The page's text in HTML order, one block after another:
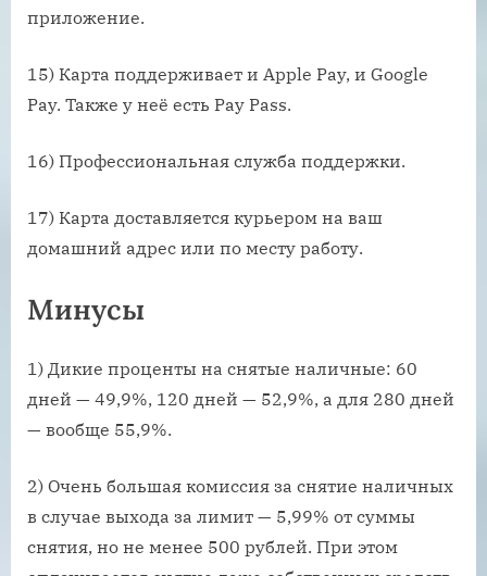
приложение.
15) Карта поддерживает и Apple Pay, и Google
Pay. Также у неё есть Pay Pass.
16) Профессиональная служба поддержки.
17) Карта доставляется курьером на ваш
домашний адрес или по месту работу.
Минусы
1) Дикие проценты на снятые наличные: 60
дней — 49,9%, 120 дней — 52,9%, а для 280 дней
— вообще 55,9%.
2) Очень большая комиссия за снятие наличных
в случае выхода за лимит — 5,99% от суммы
снятия, но не менее 500 рублей. При этом